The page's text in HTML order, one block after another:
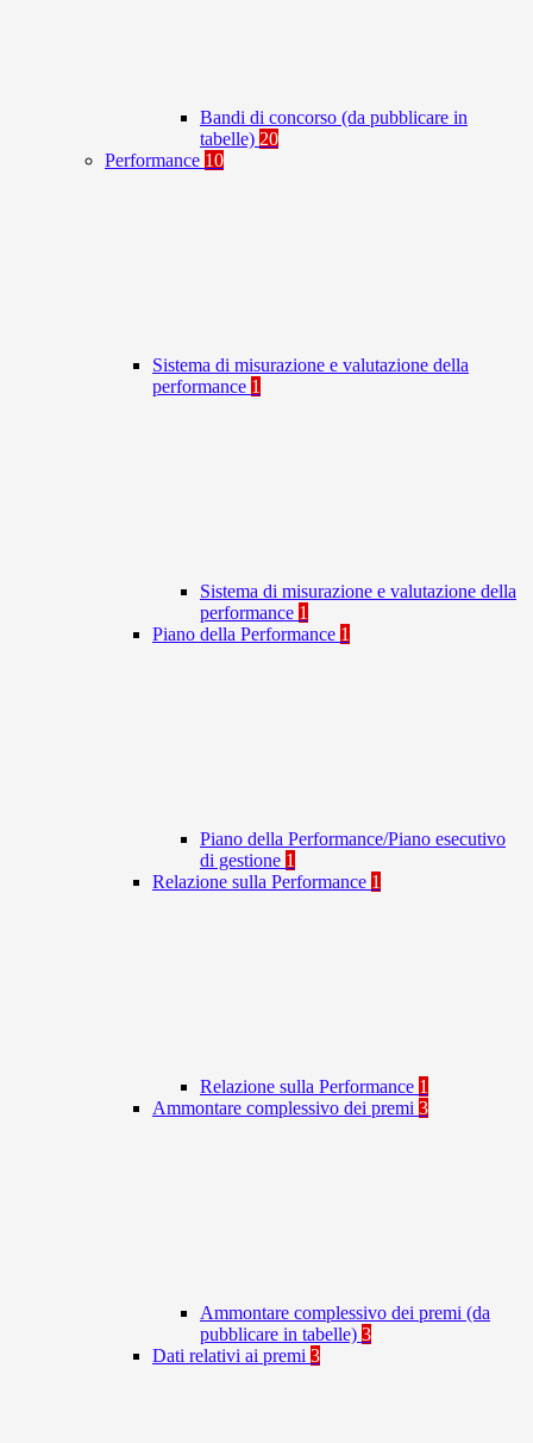
Bandi di concorso (da pubblicare in
tabelle) 20
Performance 10
Sistema di misurazione e valutazione della
performance 1
Sistema di misurazione e valutazione della
performance 1
Piano della Performance 1
Piano della Performance/Piano esecutivo
di gestione 1
Relazione sulla Performance 1
Relazione sulla Performance 1
Ammontare complessivo dei premi 3
Ammontare complessivo dei premi (da
pubblicare in tabelle) 3
Dati relativi ai premi 3